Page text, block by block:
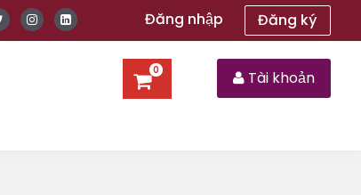
Đăng nhập Đăng ký
0 Tài khoản